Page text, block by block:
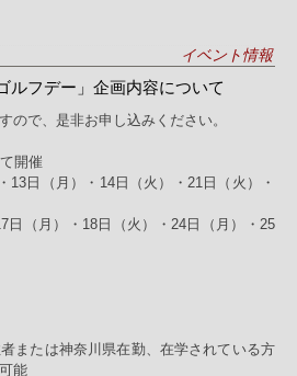
イベント情報
ルフデー」企画内容について
ので、是非お申し込みください。
開催
13日（月）・14日（火）・21日（火）・
日（月）・18日（火）・24日（月）・25
または神奈川県在勤、在学されている方
能